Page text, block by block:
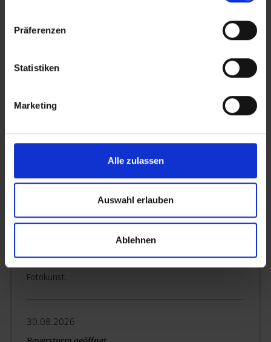
Präferenzen
Statistiken
Marketing
Alle zulassen
Auswahl erlauben
Ablehnen
Fotoausstellung - Fotogalerie
Fotokunst.
Bayersturm geöffnet
Den schönsten Blick auf Lohr genießen Sie, wenn Sie die
29.08.2026
Fotoausstellung - Fotogalerie
Fotoausstellung und Treffpunkt für Freunde der
Fotokunst.
30.08.2026